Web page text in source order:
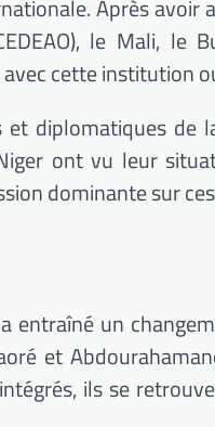
Après avoir
le Mali, le
cette institution
diplomatiques de
ont vu leur
dominante sur
entraîné un
et
ils se